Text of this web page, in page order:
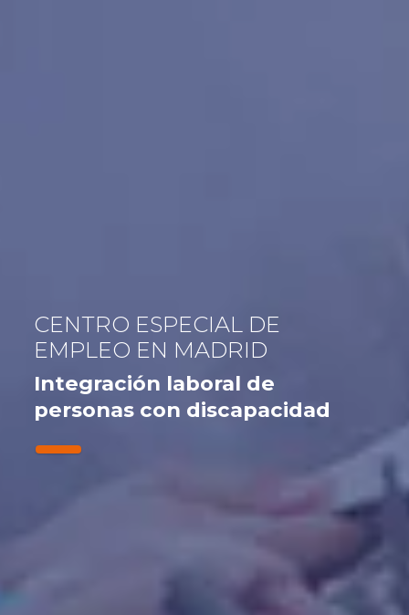
CENTRO ESPECIAL DE
EMPLEO EN MADRID
Integración laboral de
personas con discapacidad